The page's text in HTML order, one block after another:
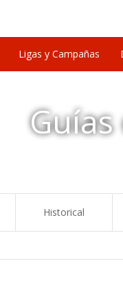
Ligas y Campañas
Historical